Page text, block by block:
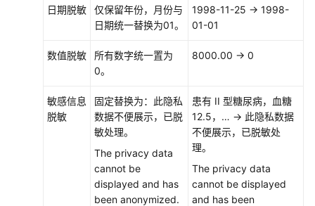
日期脱敏
仅保留年份，月份与
日期统一替换为01。
1998-11-25 → 1998-
01-01
数值脱敏
所有数字统一置为
0。
8000.00 → 0
敏感信息
脱敏
固定替换为：此隐私
数据不便展示，已脱
敏处理。
The privacy data
cannot be
displayed and has
been anonymized.
患有 II 型糖尿病，血糖
12.5，… → 此隐私数据
不便展示，已脱敏处
理。
The privacy data
cannot be displayed
and has been